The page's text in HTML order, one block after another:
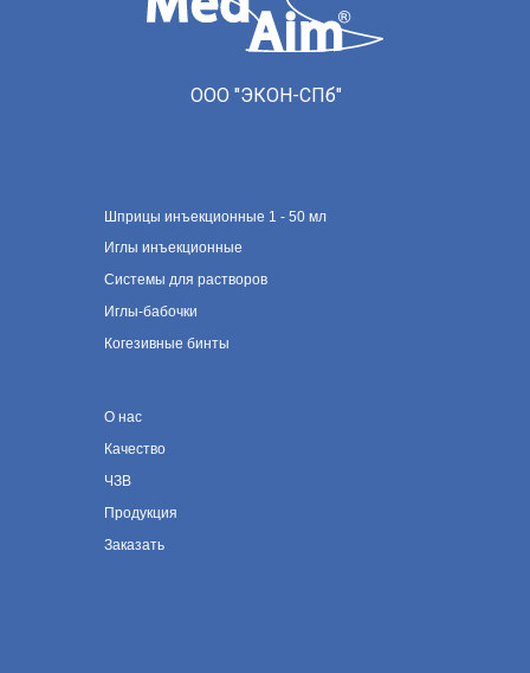
ООО "ЭКОН-СПб"
Шприцы инъекционные 1 - 50 мл
Иглы инъекционные
О нас
Системы для растворов
Качество
ЧЗВ
Продукция
Иглы-бабочки
Заказать
Когезивные бинты